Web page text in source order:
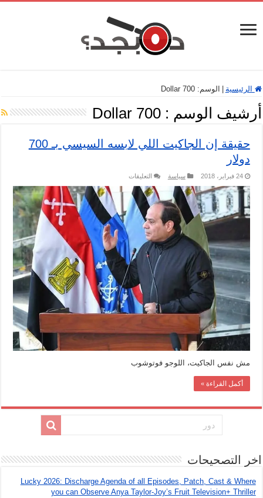
الرئيسية الوسم:700 Dollar
أرشيف الوسم :700 Dollar
حقيقة إن الجاكيت اللي لابسه السيسي بـ 700
دولار
24 فبراير، 2018 سياسة التعليقات
إن
الجاكيت
اللي
لابسه
السيسي
بـ
700
دولار
مغلقة
مش نفس الجاكيت، اللوجو فوتوشوب
أكمل القراءة »
اخر التصحيحات
Lucky 2026: Discharge Agenda of all Episodes, Patch, Cast & Where
you can Observe Anya Taylor-Joy’s Fruit Television+ Thriller